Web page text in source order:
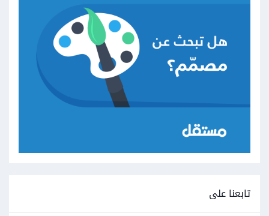
تابعنا على